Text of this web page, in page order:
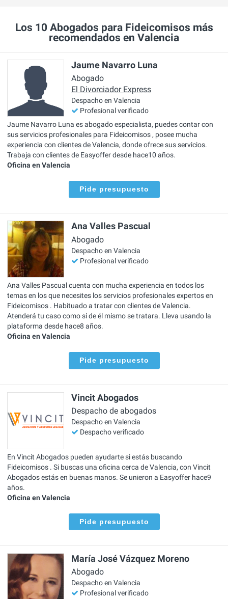
Los 10 Abogados para Fideicomisos más
recomendados en Valencia
Jaume Navarro Luna
Abogado
El Divorciador Express
Despacho en Valencia
Profesional verificado
Jaume Navarro Luna es abogado especialista, puedes contar con
sus servicios profesionales para Fideicomisos , posee mucha
experiencia con clientes de Valencia, donde ofrece sus servicios.
Trabaja con clientes de Easyoffer desde hace10 años.
Oficina en Valencia
Pide presupuesto
Ana Valles Pascual
Abogado
Despacho en Valencia
Profesional verificado
Ana Valles Pascual cuenta con mucha experiencia en todos los
temas en los que necesites los servicios profesionales expertos en
Fideicomisos . Habituado a tratar con clientes de Valencia.
Atenderá tu caso como si de él mismo se tratara. Lleva usando la
plataforma desde hace8 años.
Oficina en Valencia
Pide presupuesto
Vincit Abogados
Despacho de abogados
Despacho en Valencia
Despacho verificado
En Vincit Abogados pueden ayudarte si estás buscando
Fideicomisos . Si buscas una oficina cerca de Valencia, con Vincit
Abogados estás en buenas manos. Se unieron a Easyoffer hace9
años.
Oficina en Valencia
Pide presupuesto
María José Vázquez Moreno
Abogado
Despacho en Valencia
Profesional verificado